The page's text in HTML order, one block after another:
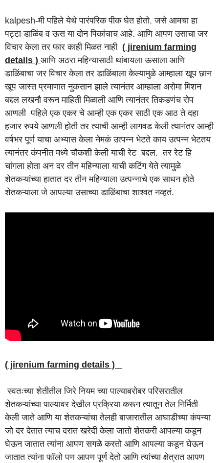
kalpesh-मी पहिले येथे पारंपरिक पीक घेत होतो. जसे आमचा हा
पट्टा डाळिंब व ऊस या दोन पिकांचाच आहे. आणि आपण उसाचा जर
विचार केला तर फार काही मिळत नाही ( jirenium farming
details ) आणि अठरा महिन्यासाठी थांबायला ऊसाला आणि
डाळिंबाचा जर विचार केला तर डाळिंबाला केल्यामुळे आम्हाला खूप छान
खूप जास्त प्रमाणात नुकसान झाले त्यानंतर आम्हाला अरोमा मिशन
बद्दल लखनौ वरून माहिती मिळाली आणि त्यानंतर तिकडणंच रोप
आणली पहिले एक एकर चे आम्ही एक एकर साठी एक आठ ते दहा
हजार रुपये आणली होती तर त्याची आम्ही लागवड केली त्यानंतर आम्ही
वर्षभर पूर्ण याचा अभ्यास केला नेमकं उत्पन्न भेटते काय उत्पन्न भेटतय
त्यानंतर कंपनीत मध्ये चौकशी केली याची रेट बद्दल. तर रेट हि
चांगला होता अन दर तीन महिन्याला याची कटिंग येते त्यामुळे
शेतकऱ्यांच्या हातात दर तीन महिन्याला उत्पन्नाचे एक साधन होते
शेतकऱ्याला जे आपल्या उसाच्या डाळिंबाचा शाश्वत नव्हतं.
( jirenium farming details )
स्वतःच्या शेतीतील जिरे नियम च्या पाल्याबरोबर परिसरातील
शेतकऱ्यांच्या पाल्यावर देखील प्रक्रिया करून त्यातून तेल निर्मिती
केली जाते आणि या शेतकऱ्यांचा तेलही बाजारातील आघाडीच्या कंपन्या
जो दर देतात त्याच दरात खरेदी केला जातो शेतकरी आपल्या कडून
घेऊन जातात त्यांना आपण सगळे करतो आणि आपल्या कडून घेऊन
जातात त्यांना फॉलो पण आपण पूर्ण देतो आणि त्यांच्या क्षेत्रात आपण